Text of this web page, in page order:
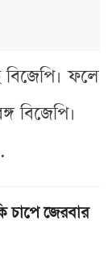
ফলে
বিজেপি।
চাপে জেরবার